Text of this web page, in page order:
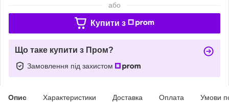
або
Купити з
Що таке купити з Пром?
Замовлення під захистом
Опис Характеристики Доставка Оплата Умови